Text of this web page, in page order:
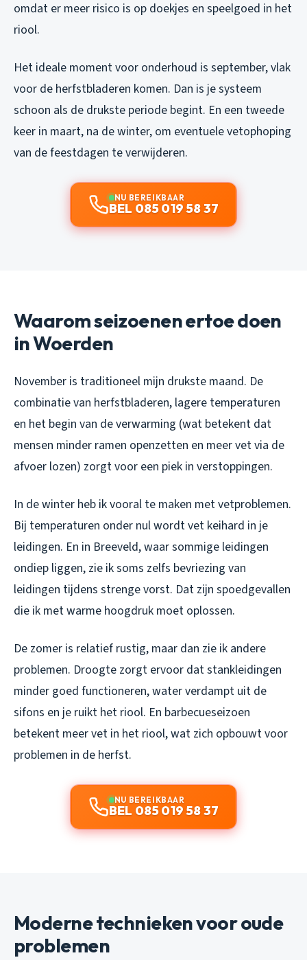
omdat er meer risico is op doekjes en speelgoed in het
riool.
Het ideale moment voor onderhoud is september, vlak
voor de herfstbladeren komen. Dan is je systeem
schoon als de drukste periode begint. En een tweede
keer in maart, na de winter, om eventuele vetophoping
van de feestdagen te verwijderen.
NU BEREIKBAAR
BEL 085 019 58 37
Waarom seizoenen ertoe doen
in Woerden
November is traditioneel mijn drukste maand. De
combinatie van herfstbladeren, lagere temperaturen
en het begin van de verwarming (wat betekent dat
mensen minder ramen openzetten en meer vet via de
afvoer lozen) zorgt voor een piek in verstoppingen.
In de winter heb ik vooral te maken met vetproblemen.
Bij temperaturen onder nul wordt vet keihard in je
leidingen. En in Breeveld, waar sommige leidingen
ondiep liggen, zie ik soms zelfs bevriezing van
leidingen tijdens strenge vorst. Dat zijn spoedgevallen
die ik met warme hoogdruk moet oplossen.
De zomer is relatief rustig, maar dan zie ik andere
problemen. Droogte zorgt ervoor dat stankleidingen
minder goed functioneren, water verdampt uit de
sifons en je ruikt het riool. En barbecueseizoen
betekent meer vet in het riool, wat zich opbouwt voor
problemen in de herfst.
NU BEREIKBAAR
BEL 085 019 58 37
Moderne technieken voor oude
problemen